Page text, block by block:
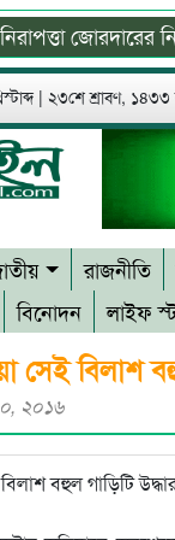
জোরদারের নির্দেশ
কমিউনিটি
| ২৩শে শ্রাবণ, ১৪৩৩
রাজনীতি
বিনোদন লাইফ
সেই বিলাশ
২০১৬